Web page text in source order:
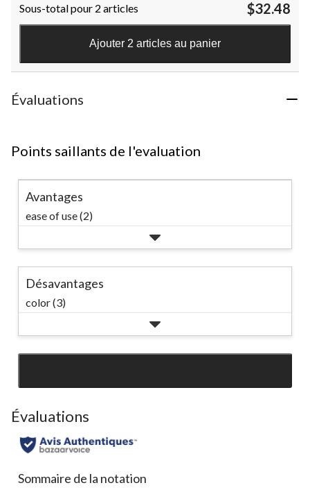
5.
506
Sous-total pour 2 articles $32.48
Ajouter 2 articles au panier
Évaluations
Points saillants de l'evaluation
Avantages
ease of use (2)
Désavantages
color (3)
Évaluations
Sommaire de la notation